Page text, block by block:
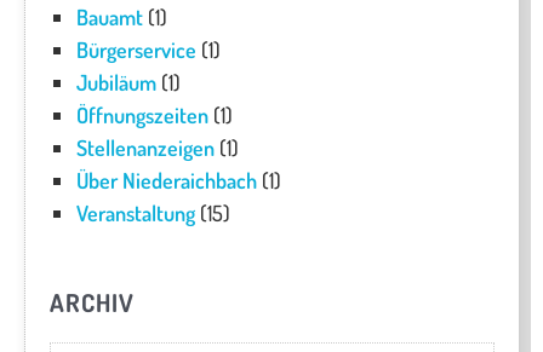
Bauamt(1)
Bürgerservice (1)
Jubiläum(1)
Öffnungszeiten(1)
Stellenanzeigen(1)
Über Niederaichbach(1)
Veranstaltung(15)
ARCHIV